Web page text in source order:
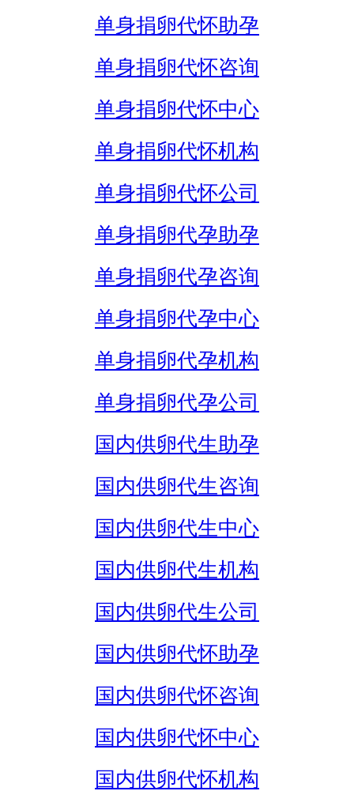
单身捐卵代怀助孕
单身捐卵代怀咨询
单身捐卵代怀中心
单身捐卵代怀机构
单身捐卵代怀公司
单身捐卵代孕助孕
单身捐卵代孕咨询
单身捐卵代孕中心
单身捐卵代孕机构
单身捐卵代孕公司
国内供卵代生助孕
国内供卵代生咨询
国内供卵代生中心
国内供卵代生机构
国内供卵代生公司
国内供卵代怀助孕
国内供卵代怀咨询
国内供卵代怀中心
国内供卵代怀机构